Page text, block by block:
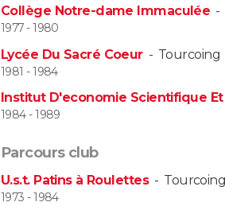
Collège Notre-dame Immaculée -
1977 - 1980
Lycée Du Sacré Coeur- Tourcoing
1981 - 1984
Institut D'economie Scientifique
1984 - 1989
Parcours club
U.s.t. Patins à Roulettes- Tourcoing
1973 - 1984